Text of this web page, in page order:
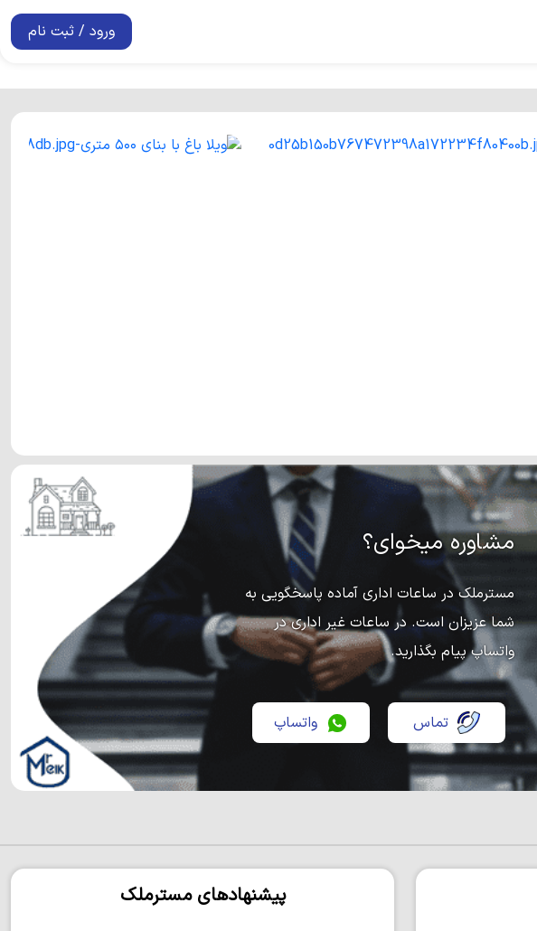
ورود / ثبت نام
مشاوره میخوای؟
مسترملک در ساعات اداری آماده پاسخگویی به
شما عزیزان است. در ساعات غیر اداری در
واتساپ پیام بگذارید.
تماس واتساپ
پیشنهادهای مسترملک